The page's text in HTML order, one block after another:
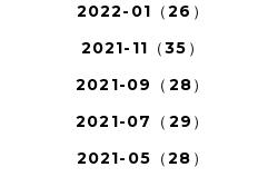
2022-01（26）
2021-11（35）
2021-09（28）
2021-07（29）
2021-05（28）